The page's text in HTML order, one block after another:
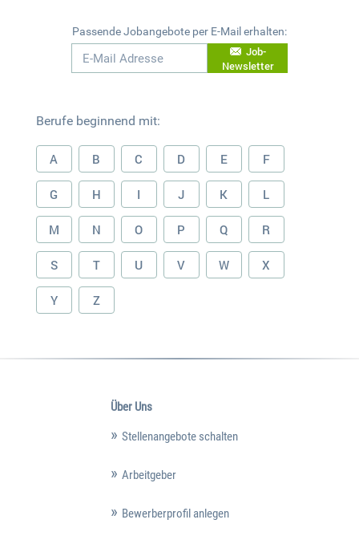
Passende Jobangebote per E-Mail erhalten:
Job-
Newsletter
Berufe beginnend mit:
A B C D E F
G H I J K L
M N O P Q R
S T U V W X
Y Z
Über Uns
Stellenangebote schalten
Arbeitgeber
Bewerberprofil anlegen